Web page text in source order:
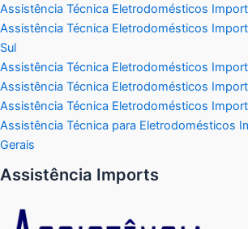
Assistência Técnica Eletrodomésticos
Assistência Técnica Eletrodomésticos
Sul
Assistência Técnica Eletrodomésticos
Assistência Técnica Eletrodomésticos
Assistência Técnica Eletrodomésticos
Assistência Técnica para Eletrodomésticos
Gerais
Assistência Imports